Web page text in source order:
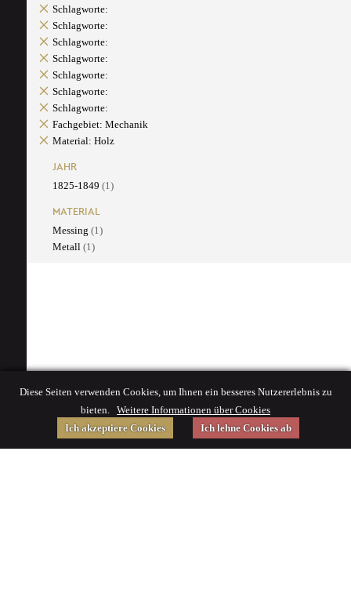
Schlagworte:
Schlagworte:
Schlagworte:
Schlagworte:
Schlagworte:
Schlagworte:
Schlagworte:
Fachgebiet: Mechanik
Material: Holz
JAHR
1825-1849 (1)
MATERIAL
Messing (1)
Metall (1)
Diese Seiten verwenden Cookies, um Ihnen ein besseres Nutzererlebnis zu
bieten. Weitere Informationen über Cookies
Ich akzeptiere Cookies
Ich lehne Cookies ab